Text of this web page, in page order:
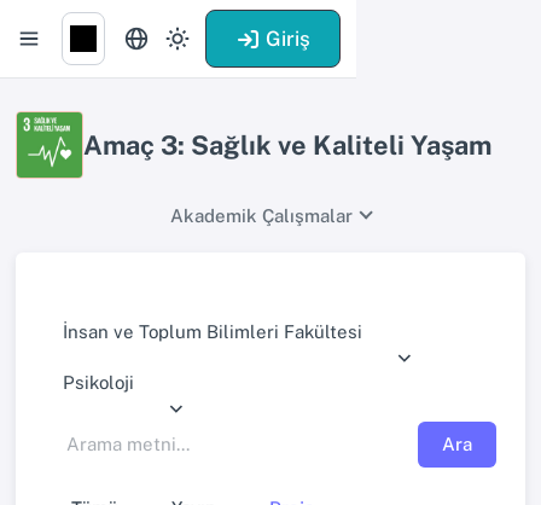
Giriş
Amaç 3: Sağlık ve Kaliteli Yaşam
Akademik Çalışmalar
İnsan ve Toplum Bilimleri Fakültesi
Psikoloji
Ara